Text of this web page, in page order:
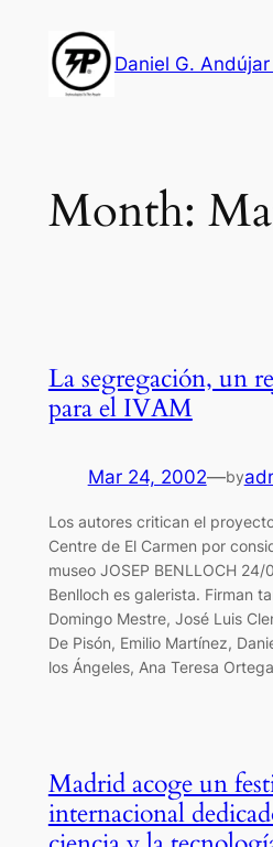
content
Daniel G.
Month:
La segregación, un
para el IVAM
Mar 24, 2002—by
Los autores critican el
Centre de El Carmen por
museo JOSEP BENLLOCH
Benlloch es galerista. Firman
Domingo Mestre, José Luis
De Pisón, Emilio Martínez,
los Ángeles, Ana Teresa
Madrid acoge un
internacional